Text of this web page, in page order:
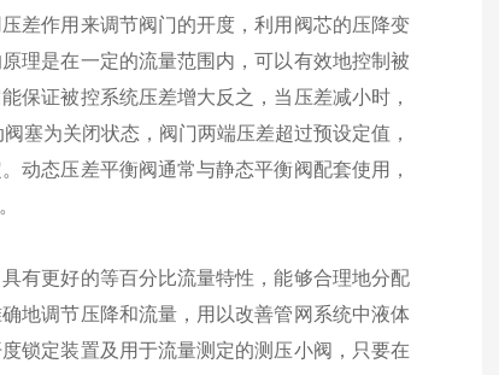
差作用来调节阀门的开度，利用阀芯的压降变
理是在一定的流量范围内，可以有效地控制被
保证被控系统压差增大反之，当压差减小时，
塞为关闭状态，阀门两端压差超过预设定值，
动态压差平衡阀通常与静态平衡阀配套使用，
有更好的等百分比流量特性，能够合理地分配
地调节压降和流量，用以改善管网系统中液体
锁定装置及用于流量测定的测压小阀，只要在